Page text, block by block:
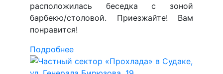
расположилась беседка с зоной
барбекю/столовой. Приезжайте! Вам
понравится!
Подробнее